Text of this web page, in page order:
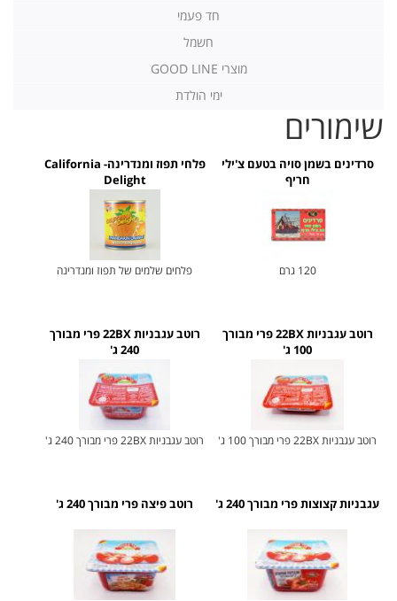
חד פעמי
חשמל
מוצרי GOOD LINE
ימי הולדת
שימורים
סרדינים בשמן סויה בטעם צ'ילי
חריף
120 גרם
פלחי תפוז ומנדרינה- California
Delight
פלחים שלמים של תפוז ומנדרינה
רוטב עגבניות 22BX פרי מבורך
100 ג'
רוטב עגבניות 22BX פרי מבורך 100 ג'
רוטב עגבניות 22BX פרי מבורך
240 ג'
רוטב עגבניות 22BX פרי מבורך 240 ג'
עגבניות קצוצות פרי מבורך 240 ג' רוטב פיצה פרי מבורך 240 ג'